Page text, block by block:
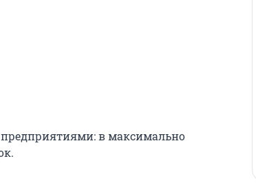
в максимально